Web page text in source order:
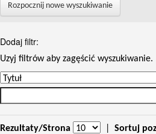
Rozpocznij nowe wyszukiwanie
Dodaj filtr:
Uzyj filtrów aby zagęścić wyszukiwanie.
Rezultaty/Strona Sortuj